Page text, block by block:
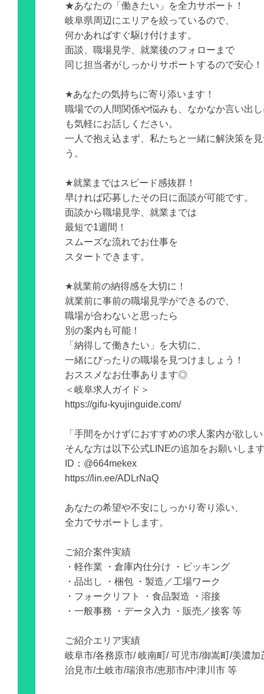
★あなたの「働きたい」を全力サポート！
岐阜県周辺にエリアを絞っているので、
何かあればすぐ駆け付けます。
面談、職場見学、就業後のフォローまで
同じ担当者がしっかりサポートするので安心！
★あなたの気持ちに寄り添います！
職場での人間関係や悩みも、なかなか言い出
も気軽にお話しください。
一人で抱え込まず、私たちと一緒に解決策を
う。
★就業まではスピード感抜群！
早ければ応募したその日に面談が可能です。
面談から職場見学、就業までは
最短で1週間！
スムーズな流れでお仕事を
スタートできます。
★就業前の納得感を大切に！
就業前に事前の職場見学ができるので、
職場が合わないと思ったら
別の案内も可能！
「納得して働きたい」を大切に、
一緒にぴったりの職場を見つけましょう！
おススメなお仕事あります◎
＜岐阜求人ガイド＞
https://gifu-kyujinguide.com/
「手間をかけずにおすすめの求人案内が欲し
そんな方は以下公式LINEの追加をお願いしま
ID：@664mekex
https://lin.ee/ADLrNaQ
あなたの希望や不安にしっかり寄り添い、
全力でサポートします。
ご紹介案件実績
・軽作業 ・倉庫内仕分け ・ピッキング
・品出し ・梱包 ・製造／工場ワーク
・フォークリフト ・食品製造 ・溶接
・一般事務 ・データ入力 ・販売／接客 等
ご紹介エリア実績
岐阜市/各務原市/ 岐南町/ 可児市/御嵩町/美濃加
治見市/土岐市/瑞浪市/恵那市/中津川市 等